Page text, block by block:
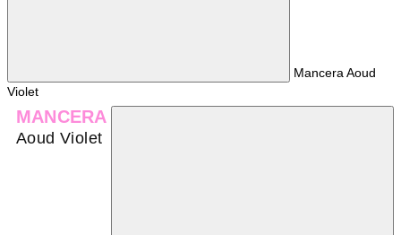
Mancera Aoud
Violet
MANCERA
Aoud Violet